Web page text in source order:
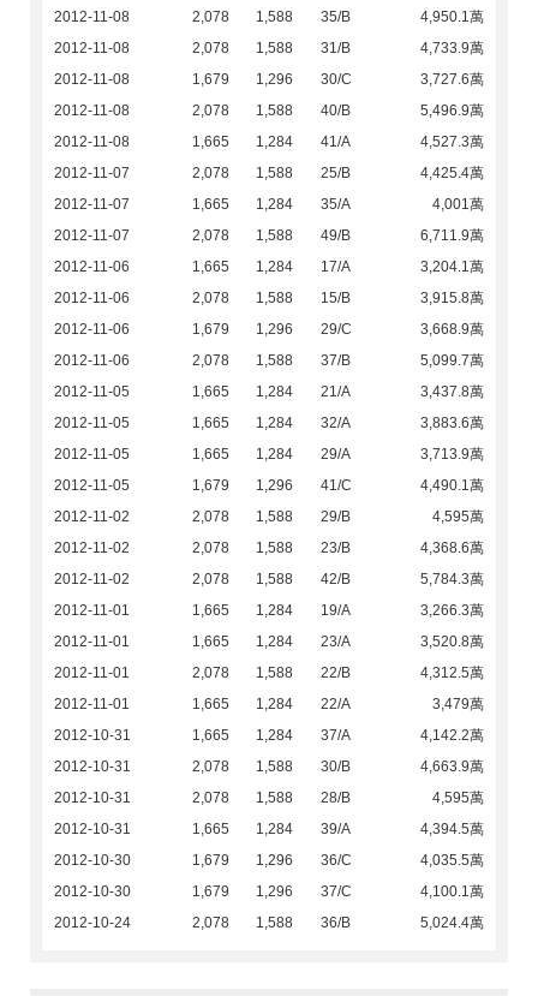
2012-11-08
2,078 1,588 35/B
4,950.1萬
2012-11-08
2,078 1,588 31/B
4,733.9萬
2012-11-08
1,679 1,296 30/C
3,727.6萬
2012-11-08
2,078 1,588 40/B
5,496.9萬
2012-11-08
1,665 1,284 41/A
4,527.3萬
2012-11-07
2,078 1,588 25/B
4,425.4萬
2012-11-07
1,665 1,284 35/A
4,001萬
2012-11-07
2,078 1,588 49/B
6,711.9萬
2012-11-06
1,665 1,284 17/A
3,204.1萬
2012-11-06
2,078 1,588 15/B
3,915.8萬
2012-11-06
1,679 1,296 29/C
3,668.9萬
2012-11-06
2,078 1,588 37/B
5,099.7萬
2012-11-05
1,665 1,284 21/A
3,437.8萬
2012-11-05
1,665 1,284 32/A
3,883.6萬
2012-11-05
1,665 1,284 29/A
3,713.9萬
2012-11-05
1,679 1,296 41/C
4,490.1萬
2012-11-02
2,078 1,588 29/B
4,595萬
2012-11-02
2,078 1,588 23/B
4,368.6萬
2012-11-02
2,078 1,588 42/B
5,784.3萬
2012-11-01
1,665 1,284 19/A
3,266.3萬
2012-11-01
1,665 1,284 23/A
3,520.8萬
2012-11-01
2,078 1,588 22/B
4,312.5萬
2012-11-01
1,665 1,284 22/A
3,479萬
2012-10-31
1,665 1,284 37/A
4,142.2萬
2012-10-31
2,078 1,588 30/B
4,663.9萬
2012-10-31
2,078 1,588 28/B
4,595萬
2012-10-31
1,665 1,284 39/A
4,394.5萬
2012-10-30
1,679 1,296 36/C
4,035.5萬
2012-10-30
1,679 1,296 37/C
4,100.1萬
2012-10-24
2,078 1,588 36/B 5,024.4萬